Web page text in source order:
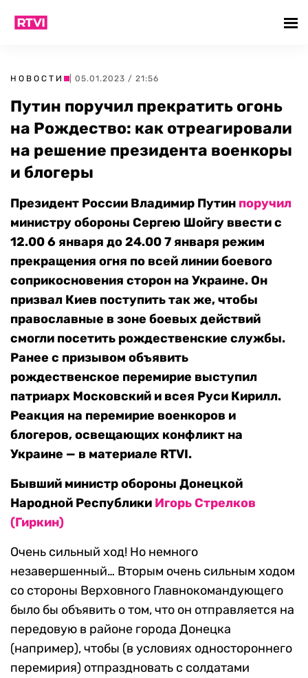
НОВОСТИ | 05.01.2023 / 21:56
Путин поручил прекратить огонь
на Рождество: как отреагировали
на решение президента военкоры
и блогеры
Президент России Владимир Путин поручил
министру обороны Сергею Шойгу ввести с
12.00 6 января до 24.00 7 января режим
прекращения огня по всей линии боевого
соприкосновения сторон на Украине. Он
призвал Киев поступить так же, чтобы
православные в зоне боевых действий
смогли посетить рождественские службы.
Ранее с призывом объявить
рождественское перемирие выступил
патриарх Московский и всея Руси Кирилл.
Реакция на перемирие военкоров и
блогеров, освещающих конфликт на
Украине — в материале RTVI.
Бывший министр обороны Донецкой
Народной Республики Игорь Стрелков
(Гиркин)
Очень сильный ход! Но немного
незавершенный… Вторым очень сильным ходом
со стороны Верховного Главнокомандующего
было бы объявить о том, что он отправляется на
передовую в районе города Донецка
(например), чтобы (в условиях одностороннего
перемирия) отпраздновать с солдатами